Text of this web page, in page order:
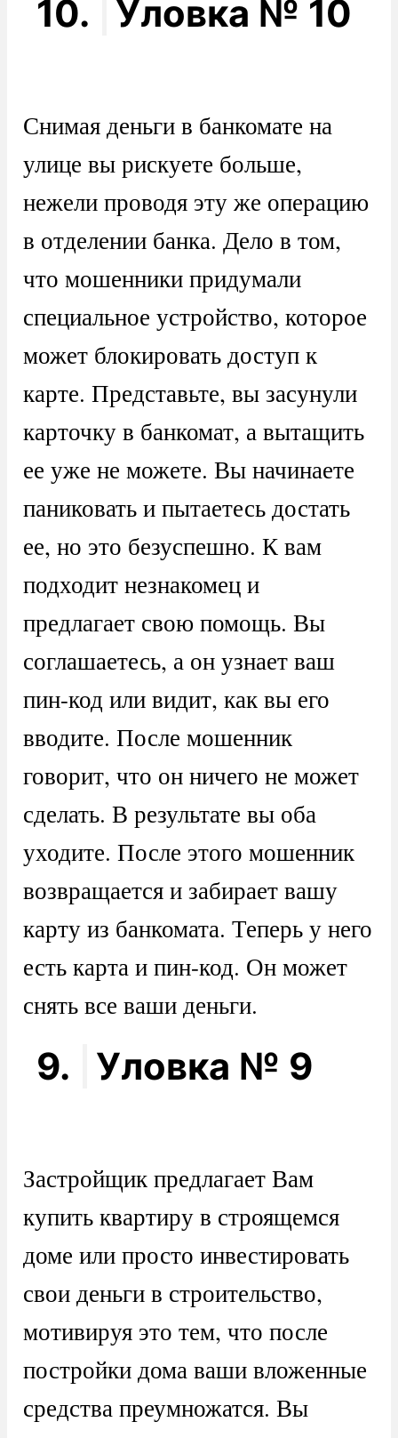
10. Уловка № 10
Снимая деньги в банкомате на
улице вы рискуете больше,
нежели проводя эту же операцию
в отделении банка. Дело в том,
что мошенники придумали
специальное устройство, которое
может блокировать доступ к
карте. Представьте, вы засунули
карточку в банкомат, а вытащить
ее уже не можете. Вы начинаете
паниковать и пытаетесь достать
ее, но это безуспешно. К вам
подходит незнакомец и
предлагает свою помощь. Вы
соглашаетесь, а он узнает ваш
пин-код или видит, как вы его
вводите. После мошенник
говорит, что он ничего не может
сделать. В результате вы оба
уходите. После этого мошенник
возвращается и забирает вашу
карту из банкомата. Теперь у него
есть карта и пин-код. Он может
снять все ваши деньги.
9. Уловка № 9
Застройщик предлагает Вам
купить квартиру в строящемся
доме или просто инвестировать
свои деньги в строительство,
мотивируя это тем, что после
постройки дома ваши вложенные
средства преумножатся. Вы